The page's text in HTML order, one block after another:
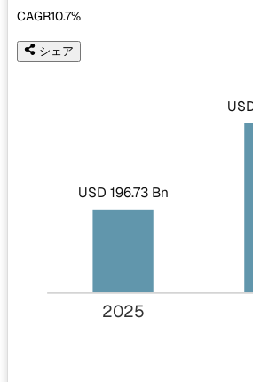
CAGR10.7%
シェア
USD 196.73 Bn
2025